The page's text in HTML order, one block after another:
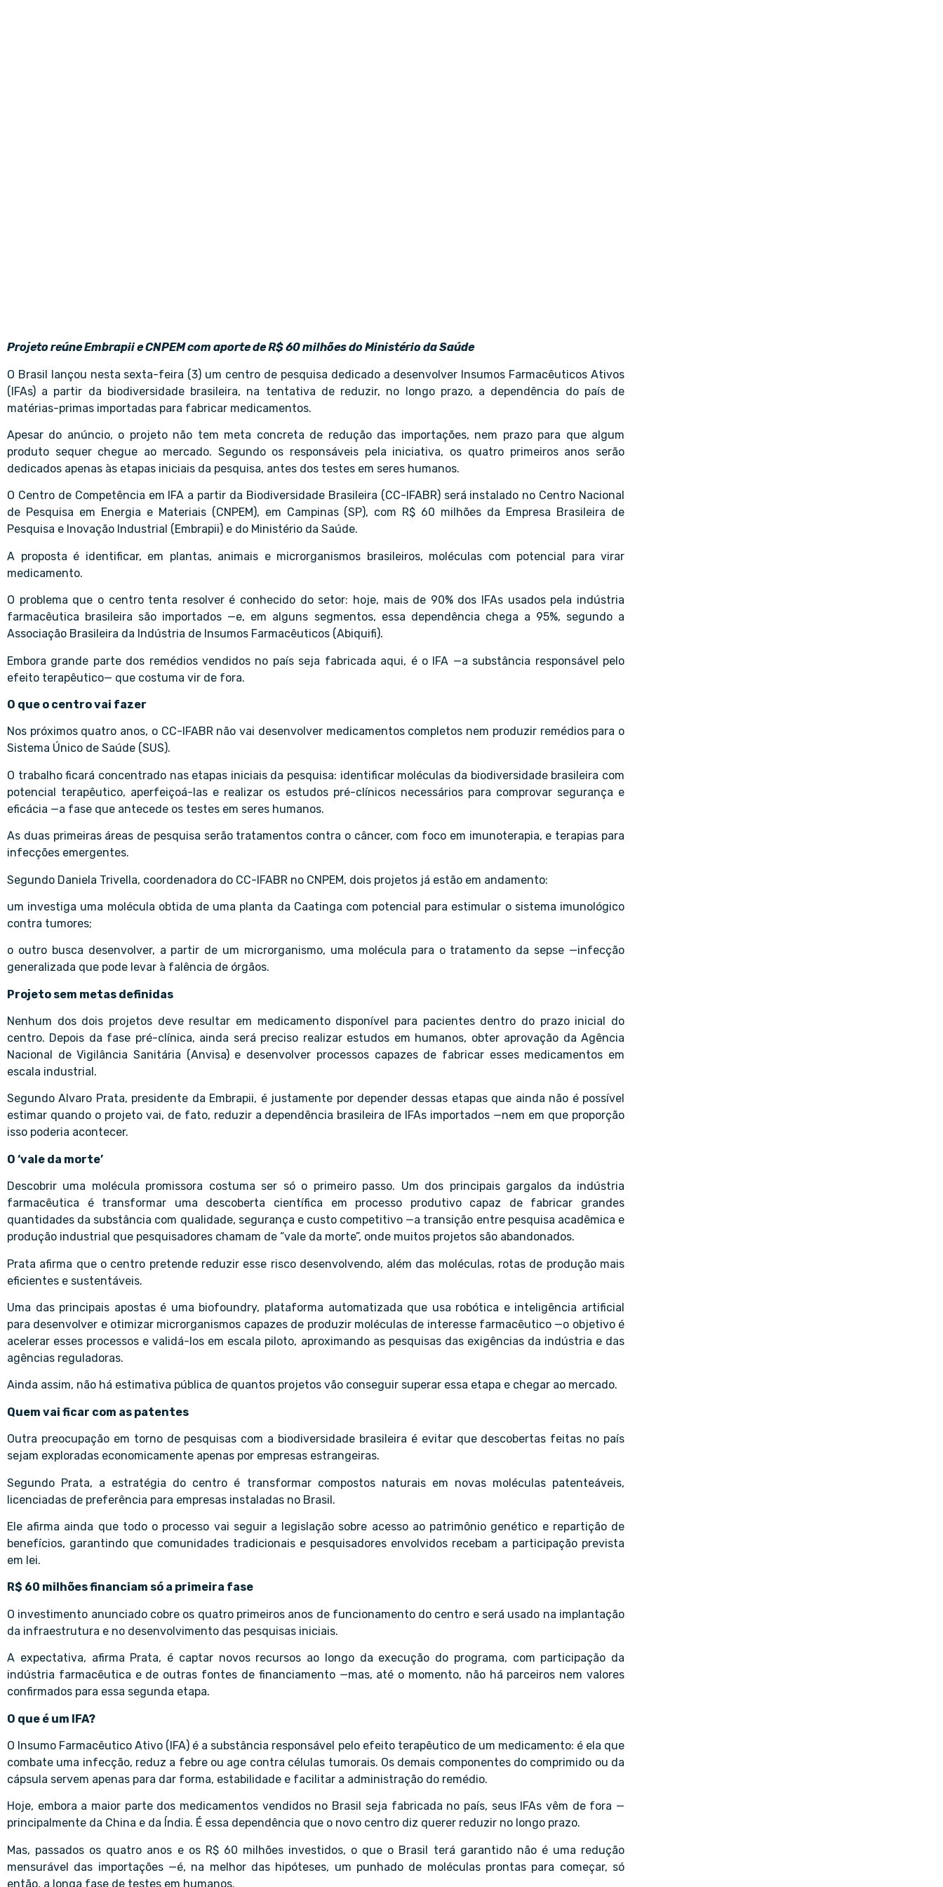
Projeto reúne Embrapii e CNPEM com aporte de R$ 60 milhões do Ministério da Saúde
O Brasil lançou nesta sexta-feira (3) um centro de pesquisa dedicado a desenvolver Insumos Farmacêuticos Ativos
(IFAs) a partir da biodiversidade brasileira, na tentativa de reduzir, no longo prazo, a dependência do país de
matérias-primas importadas para fabricar medicamentos.
Apesar do anúncio, o projeto não tem meta concreta de redução das importações, nem prazo para que algum
produto sequer chegue ao mercado. Segundo os responsáveis pela iniciativa, os quatro primeiros anos serão
dedicados apenas às etapas iniciais da pesquisa, antes dos testes em seres humanos.
O Centro de Competência em IFA a partir da Biodiversidade Brasileira (CC-IFABR) será instalado no Centro Nacional
de Pesquisa em Energia e Materiais (CNPEM), em Campinas (SP), com R$ 60 milhões da Empresa Brasileira de
Pesquisa e Inovação Industrial (Embrapii) e do Ministério da Saúde.
A proposta é identificar, em plantas, animais e microrganismos brasileiros, moléculas com potencial para virar
medicamento.
O problema que o centro tenta resolver é conhecido do setor: hoje, mais de 90% dos IFAs usados pela indústria
farmacêutica brasileira são importados —e, em alguns segmentos, essa dependência chega a 95%, segundo a
Associação Brasileira da Indústria de Insumos Farmacêuticos (Abiquifi).
Embora grande parte dos remédios vendidos no país seja fabricada aqui, é o IFA —a substância responsável pelo
efeito terapêutico— que costuma vir de fora.
O que o centro vai fazer
Nos próximos quatro anos, o CC-IFABR não vai desenvolver medicamentos completos nem produzir remédios para o
Sistema Único de Saúde (SUS).
O trabalho ficará concentrado nas etapas iniciais da pesquisa: identificar moléculas da biodiversidade brasileira com
potencial terapêutico, aperfeiçoá-las e realizar os estudos pré-clínicos necessários para comprovar segurança e
eficácia —a fase que antecede os testes em seres humanos.
As duas primeiras áreas de pesquisa serão tratamentos contra o câncer, com foco em imunoterapia, e terapias para
infecções emergentes.
Segundo Daniela Trivella, coordenadora do CC-IFABR no CNPEM, dois projetos já estão em andamento:
um investiga uma molécula obtida de uma planta da Caatinga com potencial para estimular o sistema imunológico
contra tumores;
o outro busca desenvolver, a partir de um microrganismo, uma molécula para o tratamento da sepse —infecção
generalizada que pode levar à falência de órgãos.
Projeto sem metas definidas
Nenhum dos dois projetos deve resultar em medicamento disponível para pacientes dentro do prazo inicial do
centro. Depois da fase pré-clínica, ainda será preciso realizar estudos em humanos, obter aprovação da Agência
Nacional de Vigilância Sanitária (Anvisa) e desenvolver processos capazes de fabricar esses medicamentos em
escala industrial.
Segundo Alvaro Prata, presidente da Embrapii, é justamente por depender dessas etapas que ainda não é possível
estimar quando o projeto vai, de fato, reduzir a dependência brasileira de IFAs importados —nem em que proporção
isso poderia acontecer.
O ‘vale da morte’
Descobrir uma molécula promissora costuma ser só o primeiro passo. Um dos principais gargalos da indústria
farmacêutica é transformar uma descoberta científica em processo produtivo capaz de fabricar grandes
quantidades da substância com qualidade, segurança e custo competitivo —a transição entre pesquisa acadêmica e
produção industrial que pesquisadores chamam de “vale da morte”, onde muitos projetos são abandonados.
Prata afirma que o centro pretende reduzir esse risco desenvolvendo, além das moléculas, rotas de produção mais
eficientes e sustentáveis.
Uma das principais apostas é uma biofoundry, plataforma automatizada que usa robótica e inteligência artificial
para desenvolver e otimizar microrganismos capazes de produzir moléculas de interesse farmacêutico —o objetivo é
acelerar esses processos e validá-los em escala piloto, aproximando as pesquisas das exigências da indústria e das
agências reguladoras.
Ainda assim, não há estimativa pública de quantos projetos vão conseguir superar essa etapa e chegar ao mercado.
Quem vai ficar com as patentes
Outra preocupação em torno de pesquisas com a biodiversidade brasileira é evitar que descobertas feitas no país
sejam exploradas economicamente apenas por empresas estrangeiras.
Segundo Prata, a estratégia do centro é transformar compostos naturais em novas moléculas patenteáveis,
licenciadas de preferência para empresas instaladas no Brasil.
Ele afirma ainda que todo o processo vai seguir a legislação sobre acesso ao patrimônio genético e repartição de
benefícios, garantindo que comunidades tradicionais e pesquisadores envolvidos recebam a participação prevista
em lei.
R$ 60 milhões financiam só a primeira fase
O investimento anunciado cobre os quatro primeiros anos de funcionamento do centro e será usado na implantação
da infraestrutura e no desenvolvimento das pesquisas iniciais.
A expectativa, afirma Prata, é captar novos recursos ao longo da execução do programa, com participação da
indústria farmacêutica e de outras fontes de financiamento —mas, até o momento, não há parceiros nem valores
confirmados para essa segunda etapa.
O que é um IFA?
O Insumo Farmacêutico Ativo (IFA) é a substância responsável pelo efeito terapêutico de um medicamento: é ela que
combate uma infecção, reduz a febre ou age contra células tumorais. Os demais componentes do comprimido ou da
cápsula servem apenas para dar forma, estabilidade e facilitar a administração do remédio.
Hoje, embora a maior parte dos medicamentos vendidos no Brasil seja fabricada no país, seus IFAs vêm de fora —
principalmente da China e da Índia. É essa dependência que o novo centro diz querer reduzir no longo prazo.
Mas, passados os quatro anos e os R$ 60 milhões investidos, o que o Brasil terá garantido não é uma redução
mensurável das importações —é, na melhor das hipóteses, um punhado de moléculas prontas para começar, só
então, a longa fase de testes em humanos.